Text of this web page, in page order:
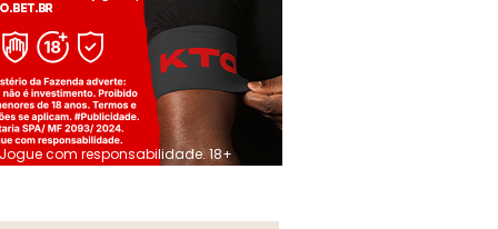
Jogue com responsabilidade. 18+